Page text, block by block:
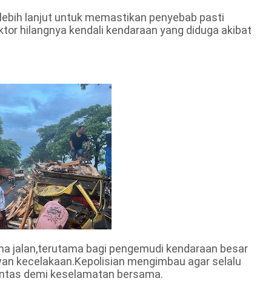
lanjut untuk memastikan penyebab pasti
hilangnya kendali kendaraan yang diduga akibat
jalan,terutama bagi pengemudi kendaraan besar
kecelakaan.Kepolisian mengimbau agar selalu
demi keselamatan bersama.